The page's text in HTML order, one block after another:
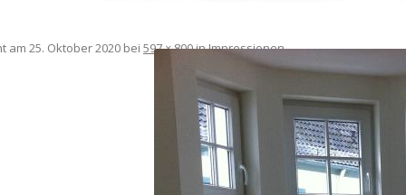
am 25. Oktober 2020 bei 597 × 800inImpressionen.